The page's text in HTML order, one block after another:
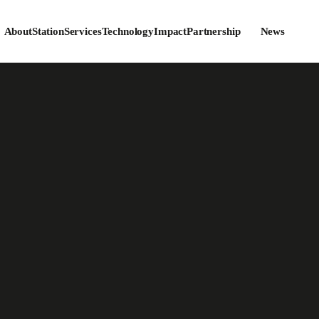
AboutStationServicesTechnologyImpactPartnership News